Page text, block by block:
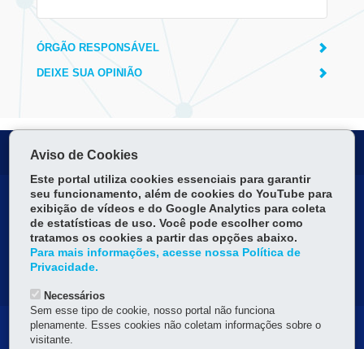
ÓRGÃO RESPONSÁVEL
DEIXE SUA OPINIÃO
Serviços para você!
MAPA DO SITE
DENUNCIE CORRUPÇÃO
OUVIDORIA
Navegação
Aviso de Cookies
Este portal utiliza cookies essenciais para garantir
seu funcionamento, além de cookies do YouTube para
exibição de vídeos e do Google Analytics para coleta
de estatísticas de uso. Você pode escolher como
tratamos os cookies a partir das opções abaixo.
Para mais informações, acesse nossa Política de
Privacidade.
Necessários
Sem esse tipo de cookie, nosso portal não funciona
plenamente. Esses cookies não coletam informações sobre o
visitante.